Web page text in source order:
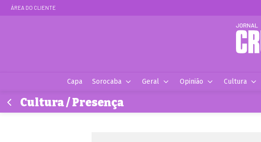
ÁREA DO CLIENTE
Capa Sorocaba Geral Opinião Cultura
Cultura / Presença